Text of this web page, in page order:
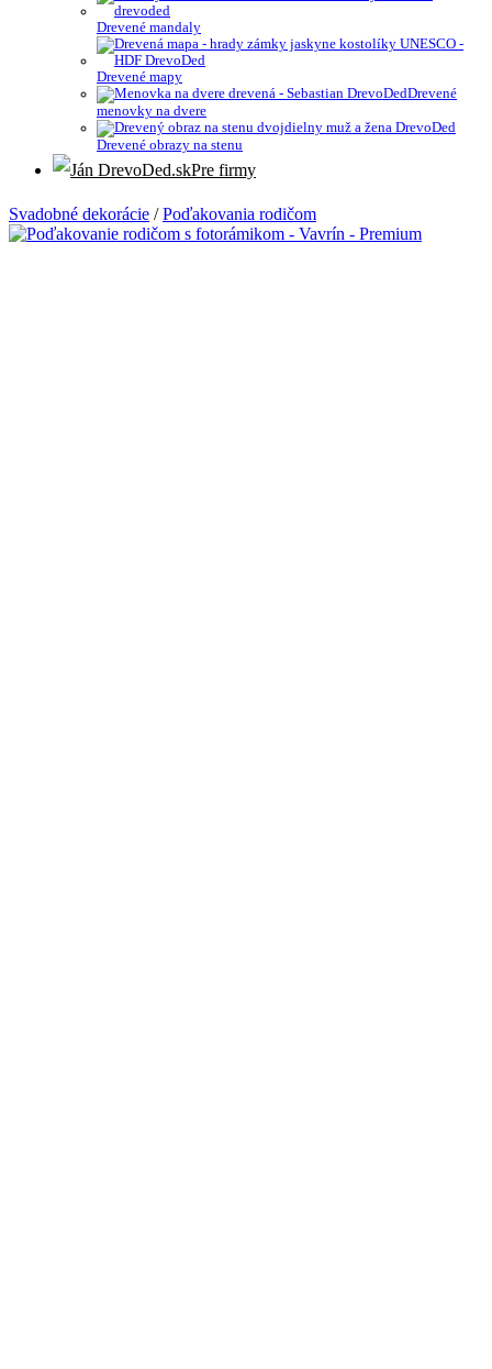
Drevené mandaly
Drevené mapy
Drevené
menovky na dvere
Drevené obrazy na stenu
Pre firmy
Svadobné dekorácie / Poďakovania rodičom